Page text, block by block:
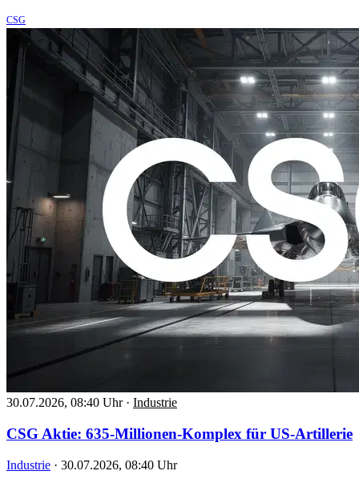
CSG
30.07.2026, 08:40 Uhr · Industrie
CSG Aktie: 635-Millionen-Komplex für US-Artillerie
Industrie · 30.07.2026, 08:40 Uhr